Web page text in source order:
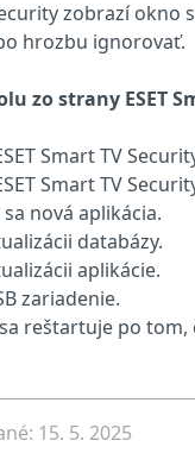
zobrazí
hrozbu ignorovať.
zo strany ESET
Smart TV
Smart TV
nová aplikácia.
databázy.
aplikácie.
zariadenie.
reštartuje po
15. 5. 2025